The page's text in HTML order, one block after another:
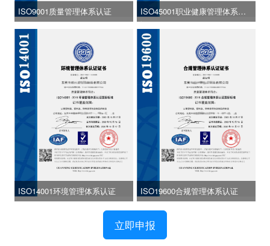
ISO9001质量管理体系认证
ISO14001环境管理体系认证
ISO45001职业健康管理体系认
证
ISO19600合规管理体系认证
立即申报